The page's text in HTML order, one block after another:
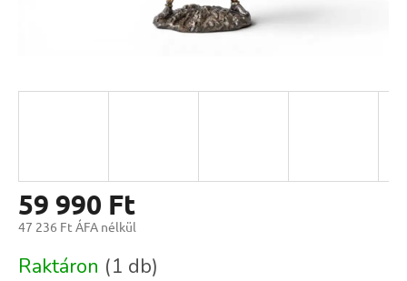
59 990 Ft
47 236 Ft ÁFA nélkül
Raktáron (1 db)